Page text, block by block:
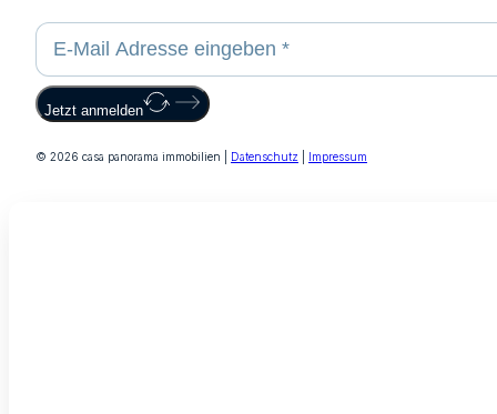
Jetzt anmelden
© 2026 casa panorama immobilien | Datenschutz Impressum